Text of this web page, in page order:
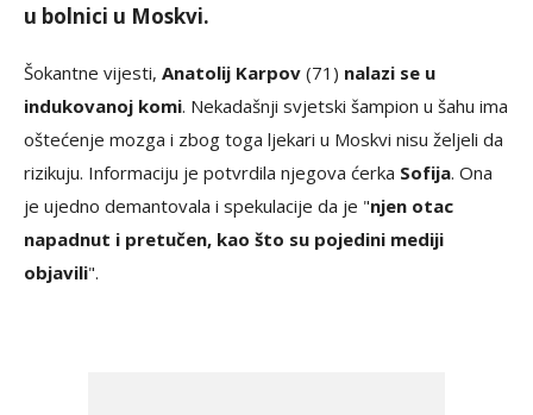
u bolnici u Moskvi.
Šokantne vijesti, Anatolij Karpov (71) nalazi se u
indukovanoj komi. Nekadašnji svjetski šampion u šahu ima
oštećenje mozga i zbog toga ljekari u Moskvi nisu željeli da
rizikuju. Informaciju je potvrdila njegova ćerka Sofija. Ona
je ujedno demantovala i spekulacije da je "njen otac
napadnut i pretučen, kao što su pojedini mediji
objavili".